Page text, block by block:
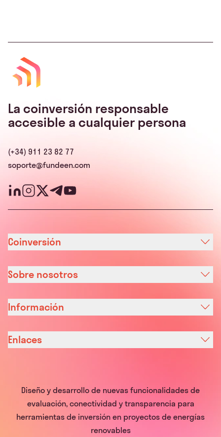
La coinversión responsable
accesible a cualquier persona
(+34) 911 23 82 77
soporte@fundeen.com
Coinversión
Sobre nosotros
Información
Enlaces
Diseño y desarrollo de nuevas funcionalidades de
evaluación, conectividad y transparencia para
herramientas de inversión en proyectos de energías
renovables